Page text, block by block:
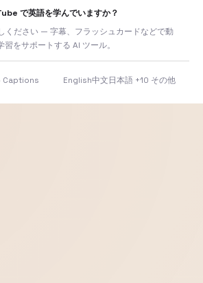
で英語を学んでいますか？
ください — 字幕、フラッシュカードなどで動
習をサポートする AI ツール。
Captions English中文 日本語 +10 その他